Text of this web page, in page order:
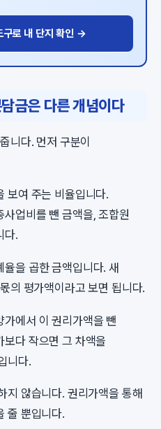
구로 내 단지 확인 →
금은 다른 개념이다
니다. 먼저 구분이
보여 주는 비율입니다.
업비를 뺀 금액을, 조합원
다.
율을 곱한 금액입니다. 새
의 평가액이라고 보면 됩니다.
가에서 이 권리가액을 뺀
다 작으면 그 차액을
니다.
지 않습니다. 권리가액을 통해
줄 뿐입니다.